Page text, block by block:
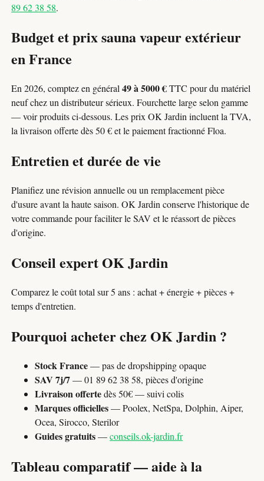
89 62 38 58.
Budget et prix sauna vapeur extérieur
en France
En 2026, comptez en général49 à 5000 €TTC pour du matériel
neuf chez un distributeur sérieux. Fourchette large selon gamme
— voir produits ci-dessous. Les prix OK Jardin incluent la TVA,
la livraison offerte dès 50 € et le paiement fractionné Floa.
Entretien et durée de vie
Planifiez une révision annuelle ou un remplacement pièce
d'usure avant la haute saison. OK Jardin conserve l'historique de
votre commande pour faciliter le SAV et le réassort de pièces
d'origine.
Conseil expert OK Jardin
Comparez le coût total sur 5 ans : achat + énergie + pièces +
temps d'entretien.
Pourquoi acheter chez OK Jardin ?
Stock France— pas de dropshipping opaque
SAV 7j/7— 01 89 62 38 58, pièces d'origine
Livraison offertedès 50€ — suivi colis
Marques officielles— Poolex, NetSpa, Dolphin, Aiper,
Ocea, Sirocco, Sterilor
Guides gratuits—conseils.ok-jardin.fr
Tableau comparatif — aide à la